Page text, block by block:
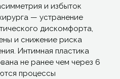
и избыток
— устранение
дискомфорта,
и снижение риска
Интимная пластика
не ранее чем через 6
процессы